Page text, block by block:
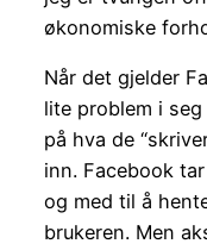
økonomiske
Når det gjelder
lite problem i
på hva de
inn. Facebook
og med til å
brukeren. Men